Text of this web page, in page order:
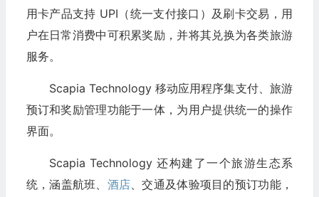
用卡产品支持 UPI（统一支付接口）及刷卡交易，用
户在日常消费中可积累奖励，并将其兑换为各类旅游
服务。
Scapia Technology 移动应用程序集支付、旅游
预订和奖励管理功能于一体，为用户提供统一的操作
界面。
Scapia Technology 还构建了一个旅游生态系
统，涵盖航班、 酒店、交通及体验项目的预订功能，